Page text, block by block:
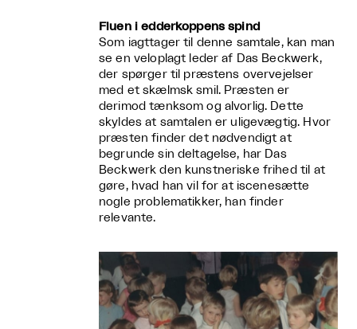
Fluen i edderkoppens spind
Som iagttager til denne samtale, kan man
se en veloplagt leder af Das Beckwerk,
der spørger til præstens overvejelser
med et skælmsk smil. Præsten er
derimod tænksom og alvorlig. Dette
skyldes at samtalen er uligevægtig. Hvor
præsten finder det nødvendigt at
begrunde sin deltagelse, har Das
Beckwerk den kunstneriske frihed til at
gøre, hvad han vil for at iscenesætte
nogle problematikker, han finder
relevante.